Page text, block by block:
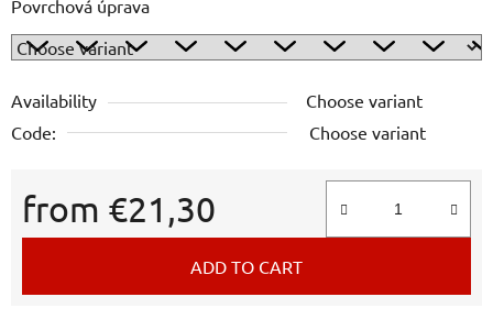
Povrchová úprava
Availability
Choose variant
Code:
Choose variant
from €21,30
Measure price:
ADD TO CART